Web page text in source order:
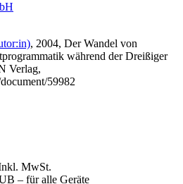
, 2004, Der Wandel von
während der Dreißiger
Verlag,
59982
MwSt.
– für alle Geräte